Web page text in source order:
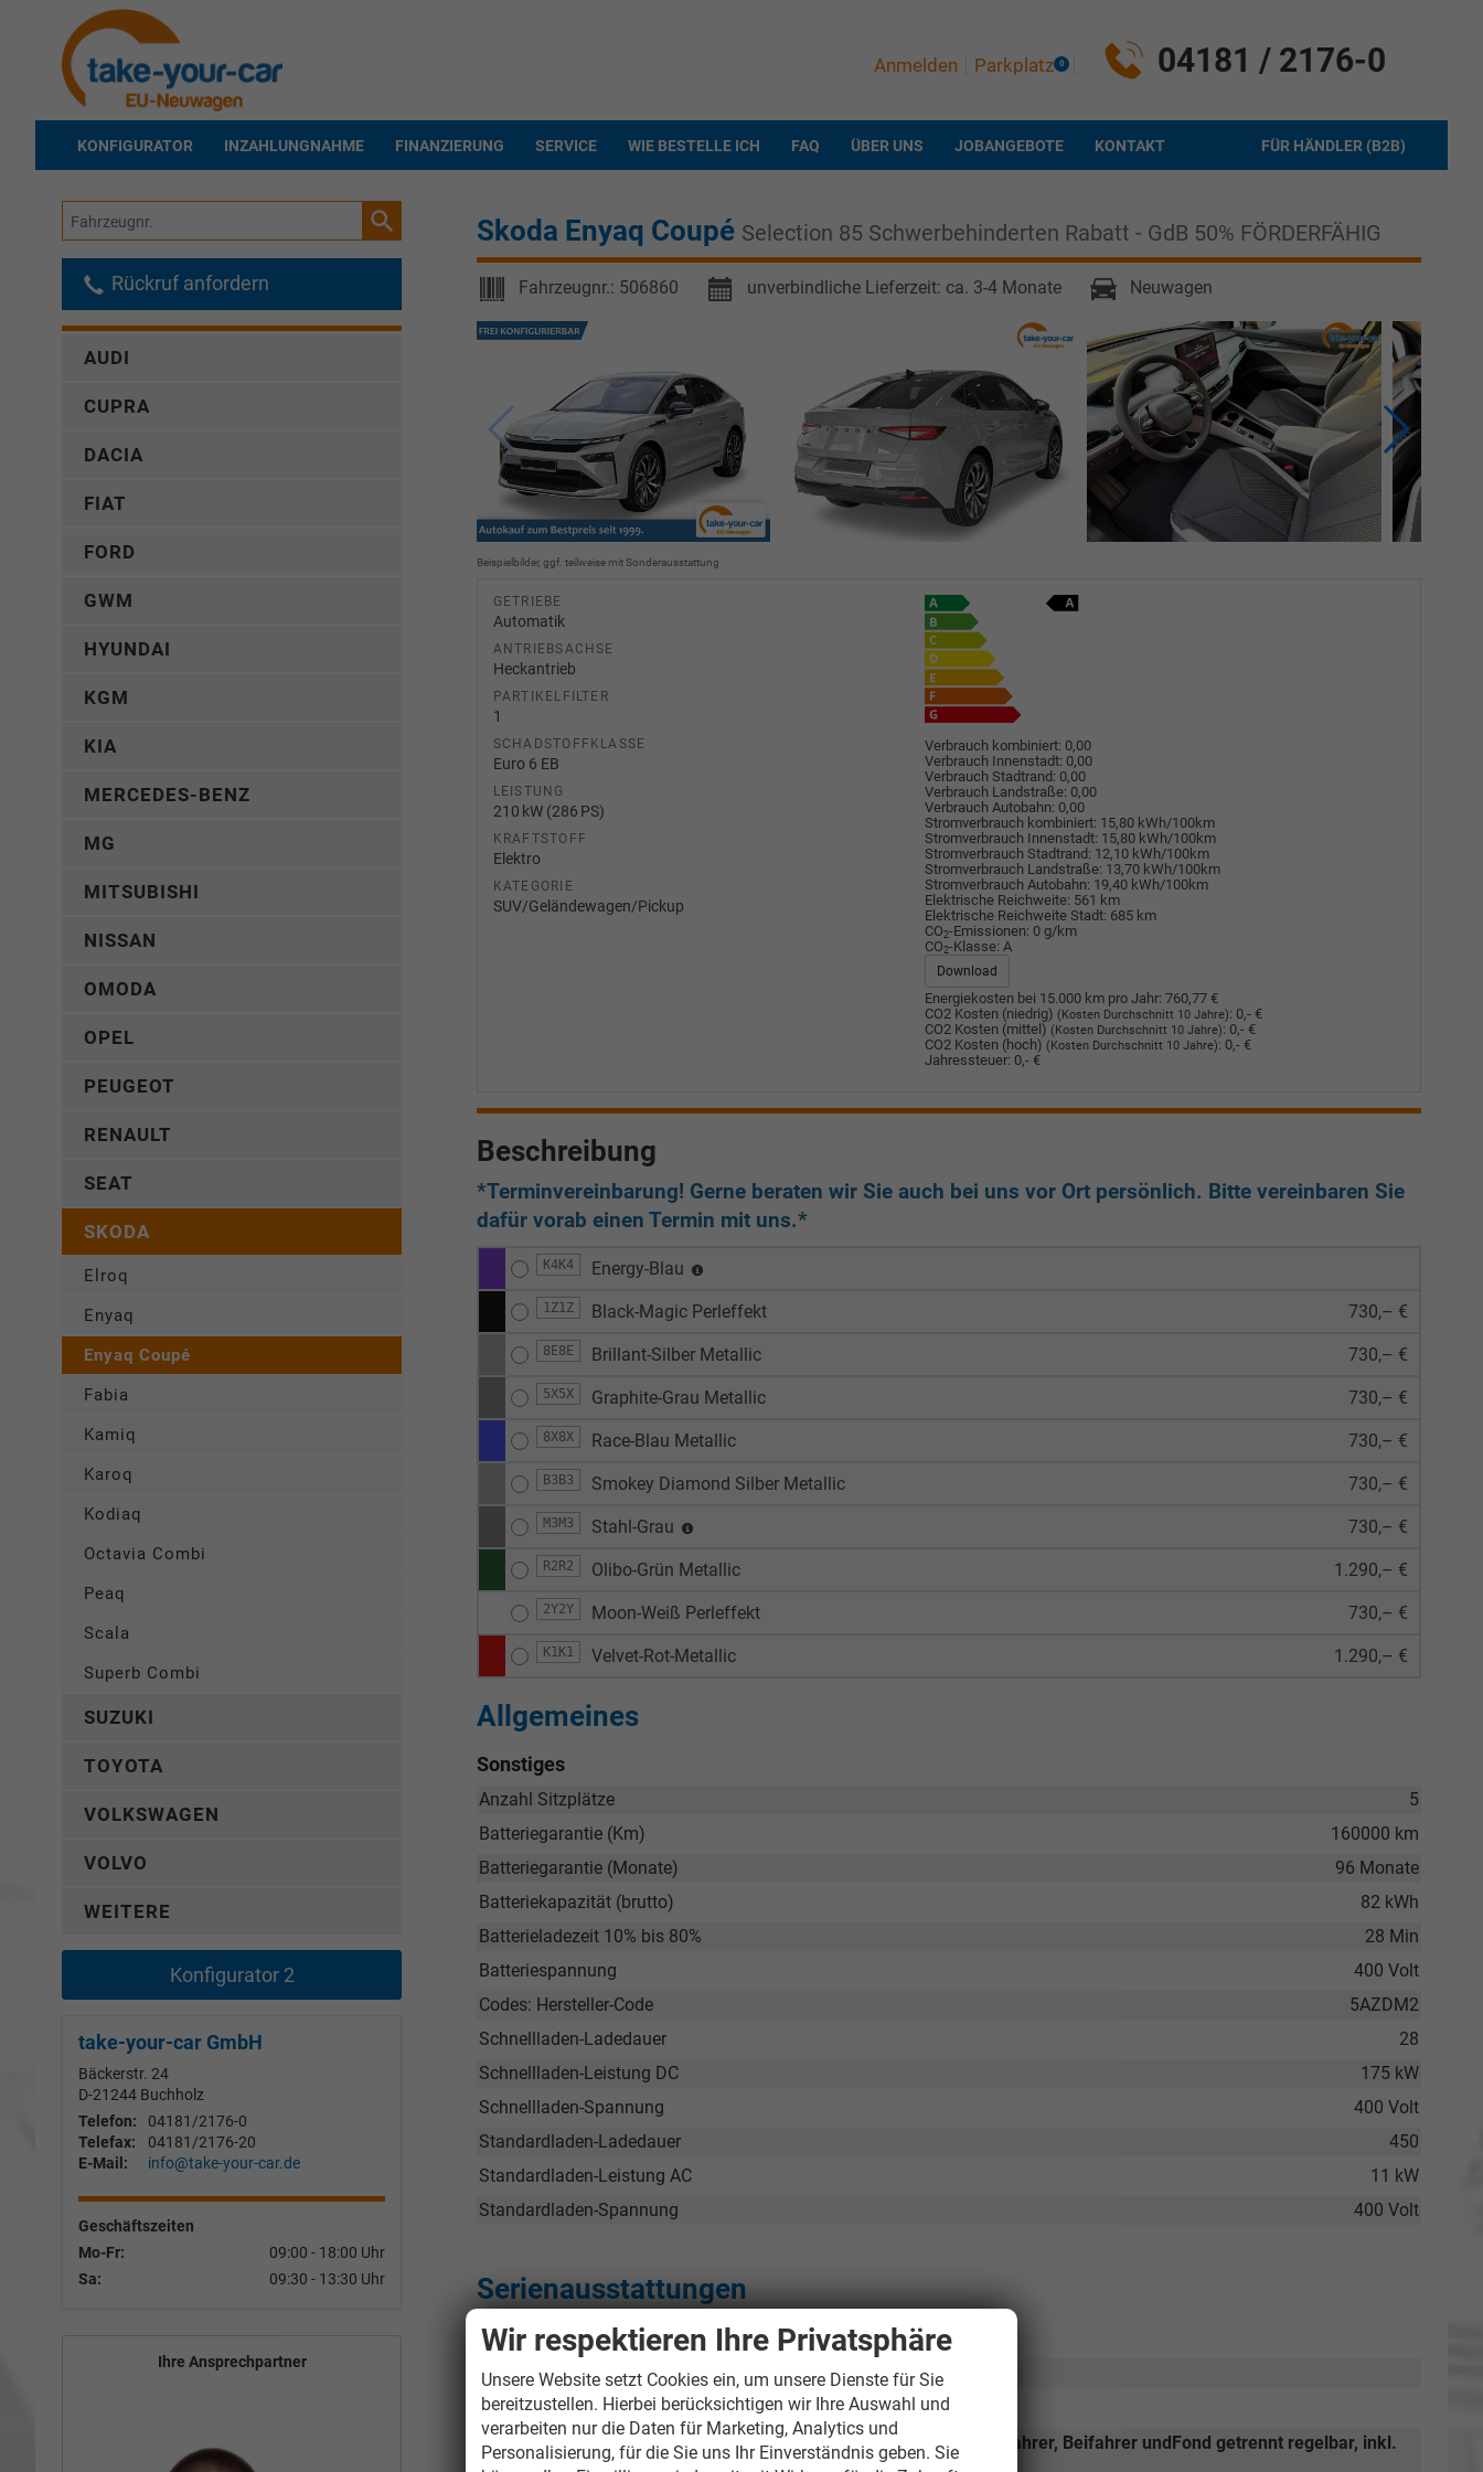
04181 / 2176-0
Anmelden Parkplatz 0
KONFIGURATOR INZAHLUNGNAHME FINANZIERUNG SERVICE WIE BESTELLE ICH FAQ ÜBER UNS JOBANGEBOTE FÜR HÄNDLER (B2B)
KONTAKT
Skoda Enyaq Coupé Selection 85 Schwerbehinderten Rabatt - GdB 50% FÖRDERFÄHIG
Fahrzeugnr.: 506860 unverbindliche Lieferzeit: ca. 3-4 Monate Neuwagen
Beispielbilder, ggf. teilweise mit Sonderausstattung
GETRIEBE
Automatik
ANTRIEBSACHSE
Heckantrieb
PARTIKELFILTER
1
SCHADSTOFFKLASSE
Euro 6 EB
LEISTUNG
210 kW (286 PS)
KRAFTSTOFF
Elektro
KATEGORIE
SUV/Geländewagen/Pickup
Verbrauch kombiniert: 0,00
Verbrauch Innenstadt: 0,00
Verbrauch Stadtrand: 0,00
Verbrauch Landstraße: 0,00
Verbrauch Autobahn: 0,00
Stromverbrauch kombiniert: 15,80 kWh/100km
Stromverbrauch Innenstadt: 15,80 kWh/100km
Stromverbrauch Stadtrand: 12,10 kWh/100km
Stromverbrauch Landstraße: 13,70 kWh/100km
Stromverbrauch Autobahn: 19,40 kWh/100km
Elektrische Reichweite: 561 km
Elektrische Reichweite Stadt: 685 km
CO2-Emissionen: 0 g/km
CO2-Klasse: A
Download
Energiekosten bei 15.000 km pro Jahr: 760,77 €
CO2 Kosten (niedrig) (Kosten Durchschnitt 10 Jahre): 0,- €
CO2 Kosten (mittel) (Kosten Durchschnitt 10 Jahre): 0,- €
CO2 Kosten (hoch) (Kosten Durchschnitt 10 Jahre): 0,- €
Jahressteuer: 0,- €
Beschreibung
*Terminvereinbarung! Gerne beraten wir Sie auch bei uns vor Ort persönlich. Bitte vereinbaren Sie
dafür vorab einen Termin mit uns.*
K4K4 Energy-Blau
1Z1Z Black-Magic Perleffekt 730,– €
8E8E Brillant-Silber Metallic 730,– €
5X5X Graphite-Grau Metallic 730,– €
8X8X Race-Blau Metallic 730,– €
B3B3 Smokey Diamond Silber Metallic 730,– €
M3M3 Stahl-Grau 730,– €
R2R2 Olibo-Grün Metallic 1.290,– €
2Y2Y Moon-Weiß Perleffekt 730,– €
K1K1 Velvet-Rot-Metallic 1.290,– €
Allgemeines
Sonstiges
5
Anzahl Sitzplätze
160000 km
Batteriegarantie (Km)
96 Monate
Batteriegarantie (Monate)
82 kWh
Batteriekapazität (brutto)
28 Min
Batterieladezeit 10% bis 80%
400 Volt
Batteriespannung
5AZDM2
Codes: Hersteller-Code
28
Schnellladen-Ladedauer
175 kW
Schnellladen-Leistung DC
400 Volt
Schnellladen-Spannung
450
Standardladen-Ladedauer
11 kW
Standardladen-Leistung AC
400 Volt
Standardladen-Spannung
Serienausstattungen
Innen
1,5-l-Flaschenhalter in der Vordertür
12V-Steckdose im Gepäckraum
3-Zonen-Klimaautomatik "Climatronic", vollautomatisch, für Fahrer, Beifahrer undFond getrennt regelbar, inkl.
Geruchs- und Allergenfilter
Fahrzeugnr.
Rückruf anfordern
AUDI
CUPRA
DACIA
FIAT
FORD
GWM
HYUNDAI
KGM
KIA
MERCEDES-BENZ
MG
MITSUBISHI
NISSAN
OMODA
OPEL
PEUGEOT
RENAULT
SEAT
SKODA
Elroq
Enyaq
Enyaq Coupé
Fabia
Kamiq
Karoq
Kodiaq
Octavia Combi
Peaq
Scala
Superb Combi
SUZUKI
TOYOTA
VOLKSWAGEN
VOLVO
WEITERE
Konfigurator 2
take-your-car GmbH
Bäckerstr. 24
D-21244 Buchholz
Telefon:
04181/2176-0
Telefax:
04181/2176-20
E-Mail:
info@take-your-car.de
Geschäftszeiten
Mo-Fr:
09:00 - 18:00 Uhr
Sa:
09:30 - 13:30 Uhr
Ihre Ansprechpartner
Wir respektieren Ihre Privatsphäre
Unsere Website setzt Cookies ein, um unsere Dienste für Sie
bereitzustellen. Hierbei berücksichtigen wir Ihre Auswahl und
verarbeiten nur die Daten für Marketing, Analytics und
Personalisierung, für die Sie uns Ihr Einverständnis geben. Sie